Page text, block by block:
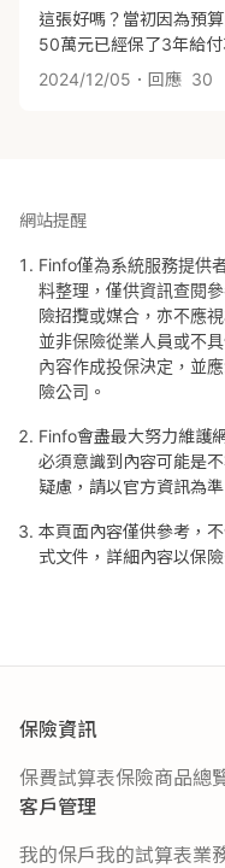
這張好嗎？當初因為預
50萬元已經保了3年給
保險金、罹癌基因檢測
因為在考慮重大傷病保
2024/12/05 ．回應 30
網站提醒
Finfo僅為系統服務提供
料整理，僅供資訊查閱
險招攬或媒合，亦不應
並非保險從業人員或不
內容作成投保決定，並
險公司。
Finfo會盡最大努力維護
必須意識到內容可能是
疑慮，請以官方資訊為準
本頁面內容僅供參考，
式文件，詳細內容以保
保險資訊
保費試算表保險商品總
客戶管理
我的保戶我的試算表業